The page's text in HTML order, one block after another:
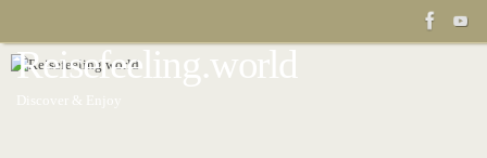
springen
Reisefeeling.world
Discover & Enjoy